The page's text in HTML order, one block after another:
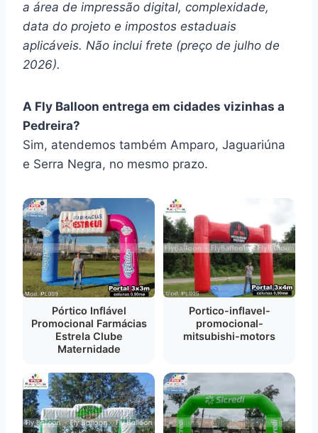
a área de impressão digital, complexidade,
data do projeto e impostos estaduais
aplicáveis. Não inclui frete (preço de julho de
2026).
A Fly Balloon entrega em cidades vizinhas a
Pedreira?
Sim, atendemos também Amparo, Jaguariúna
e Serra Negra, no mesmo prazo.
Pórtico Inflável
Promocional Farmácias
Estrela Clube
Maternidade
Portico-inflavel-
promocional-
mitsubishi-motors